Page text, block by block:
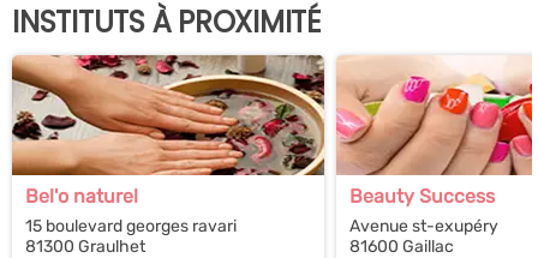
INSTITUTS À PROXIMITÉ
Bel'o naturel
15 boulevard georges ravari
81300 Graulhet
Beauty Success
Avenue st-exupéry
81600 Gaillac